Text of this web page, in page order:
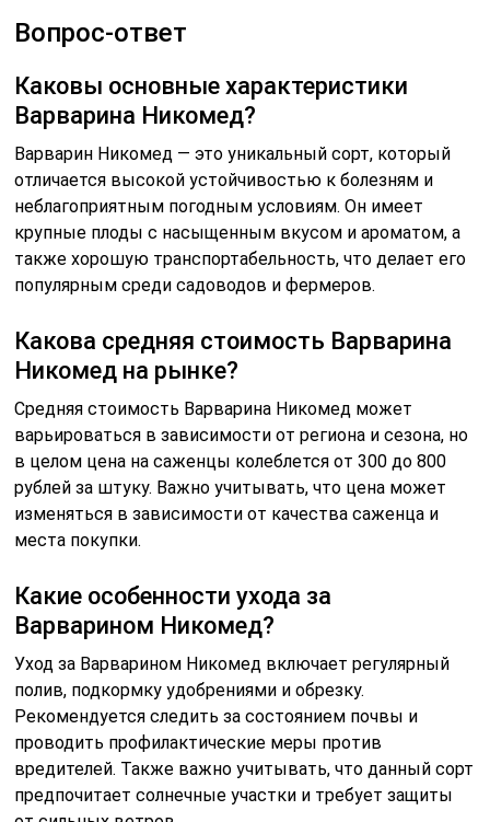
Вопрос-ответ
Каковы основные характеристики
Варварина Никомед?
Варварин Никомед — это уникальный сорт, который
отличается высокой устойчивостью к болезням и
неблагоприятным погодным условиям. Он имеет
крупные плоды с насыщенным вкусом и ароматом, а
также хорошую транспортабельность, что делает его
популярным среди садоводов и фермеров.
Какова средняя стоимость Варварина
Никомед на рынке?
Средняя стоимость Варварина Никомед может
варьироваться в зависимости от региона и сезона, но
в целом цена на саженцы колеблется от 300 до 800
рублей за штуку. Важно учитывать, что цена может
изменяться в зависимости от качества саженца и
места покупки.
Какие особенности ухода за
Варварином Никомед?
Уход за Варварином Никомед включает регулярный
полив, подкормку удобрениями и обрезку.
Рекомендуется следить за состоянием почвы и
проводить профилактические меры против
вредителей. Также важно учитывать, что данный сорт
предпочитает солнечные участки и требует защиты